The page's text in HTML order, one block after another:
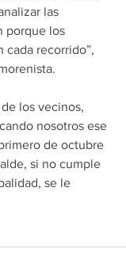
las
porque los
cada recorrido”,
los vecinos,
nosotros ese
de octubre
si no cumple
se le